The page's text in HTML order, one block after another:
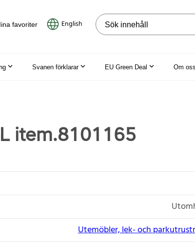
favoriter English Sök på webbplatsen
Svanen förklarar EU Green Deal Om oss
item.8101165
Utemöbler, lek- och